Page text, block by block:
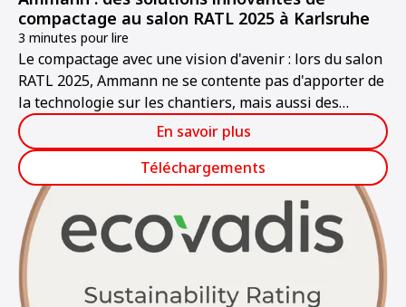
compactage au salon RATL 2025 à Karlsruhe
3 minutes pour lire
Le compactage avec une vision d'avenir : lors du salon
RATL 2025, Ammann ne se contente pas d'apporter de
la technologie sur les chantiers, mais aussi des
solutions pour l'avenir. Les visiteurs découvriront une
gamme de machines alliant puissance, durabilité et
technologies intelligentes, prêtes pour les chantiers
de demain.
En savoir plus
Téléchargements